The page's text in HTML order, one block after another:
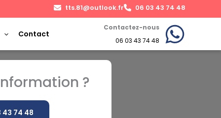
tts.81@outlook.fr 06 03 43 74 48
Contact
Contactez-nous
06 03 43 74 48
?
43 74 48